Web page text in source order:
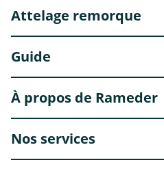
Attelage remorque
Guide
À propos de Rameder
Nos services